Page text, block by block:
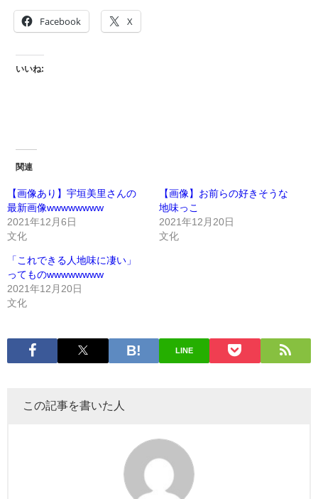
Facebook X
いいね:
関連
【画像あり】宇垣美里さんの
最新画像wwwwwwww
2021年12月6日
文化
【画像】お前らの好きそうな
地味っこ
2021年12月20日
文化
「これできる人地味に凄い」
ってものwwwwwwww
2021年12月20日
文化
LINE
この記事を書いた人